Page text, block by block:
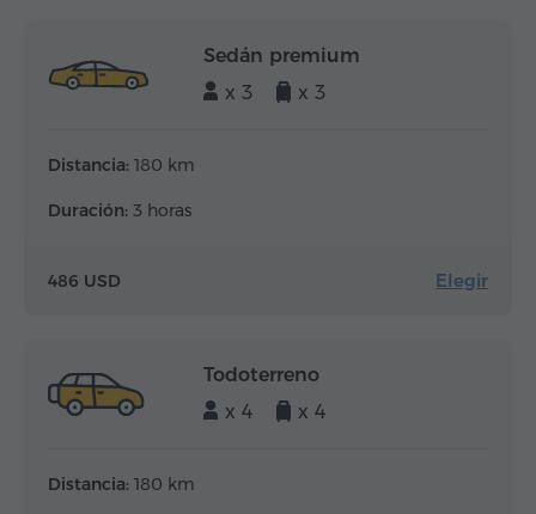
Sedán premium
x 3
x 3
Distancia: 180 km
Duración: 3 horas
486 USD Elegir
Todoterreno
x 4
x 4
Distancia: 180 km